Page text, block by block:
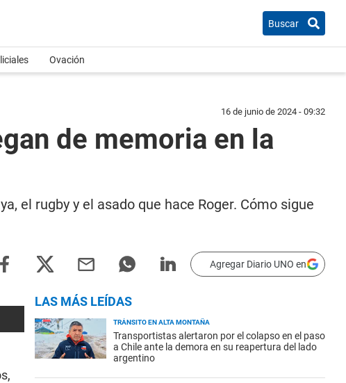
Buscar
Ovación
16 de junio de 2024 - 09:32
de memoria en la
el rugby y el asado que hace Roger. Cómo sigue
Agregar Diario UNO en
LAS MÁS LEÍDAS
TRÁNSITO EN ALTA MONTAÑA
Transportistas alertaron por el colapso en el paso
a Chile ante la demora en su reapertura del lado
argentino